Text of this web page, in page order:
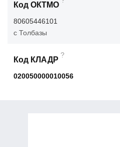
Код ОКТМО
80605446101
с Толбазы
Код КЛАДР
?
020050000010056